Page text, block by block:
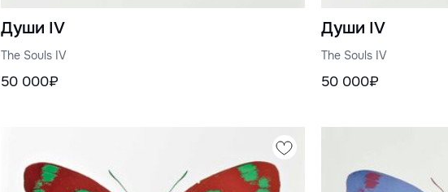
Души IV
The Souls IV
50 000₽
Души IV
The Souls IV
50 000₽